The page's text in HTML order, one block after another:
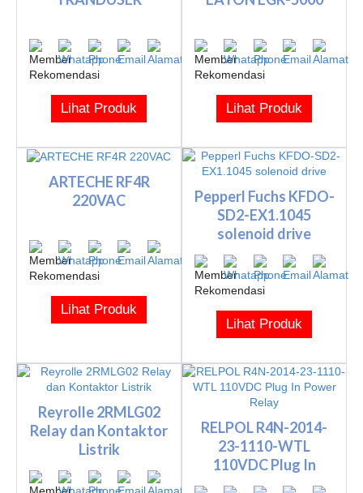
Lihat Produk Lihat Produk
ARTECHE RF4R
220VAC
Lihat Produk
Pepperl Fuchs KFDO-
SD2-EX1.1045
solenoid drive
Lihat Produk
Reyrolle 2RMLG02
Relay dan Kontaktor
Listrik
RELPOL R4N-2014-
23-1110-WTL
110VDC Plug In
Power Relay